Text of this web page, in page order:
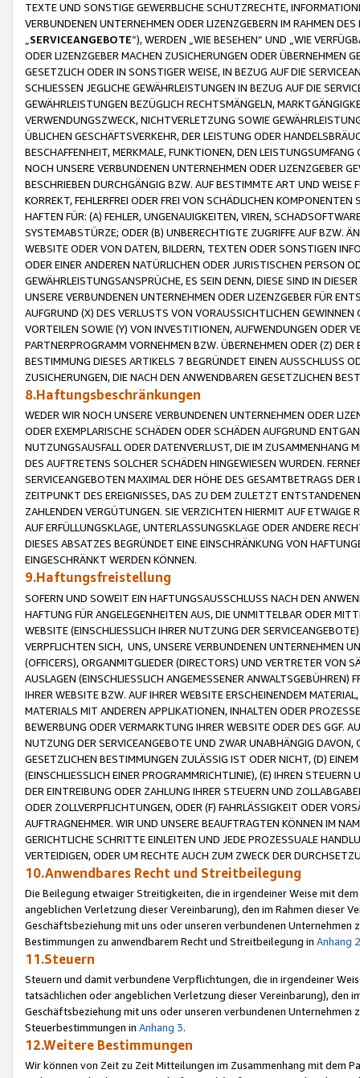
TEXTE UND SONSTIGE GEWERBLICHE SCHUTZRECHTE,
VERBUNDENEN UNTERNEHMEN ODER LIZENZGEBERN IM RAHMEN
SERVICEANGEBOTE“), WERDEN „WIE BESEHEN“ UND „WIE
ODER LIZENZGEBER MACHEN ZUSICHERUNGEN ODER ÜBERNEHMEN
GESETZLICH ODER IN SONSTIGER WEISE, IN BEZUG AUF DIE
SCHLIESSEN JEGLICHE GEWÄHRLEISTUNGEN IN BEZUG AUF DIE
GEWÄHRLEISTUNGEN BEZÜGLICH RECHTSMÄNGELN,
VERWENDUNGSZWECK, NICHTVERLETZUNG SOWIE
ÜBLICHEN GESCHÄFTSVERKEHR, DER LEISTUNG ODER
BESCHAFFENHEIT, MERKMALE, FUNKTIONEN, DEN
NOCH UNSERE VERBUNDENEN UNTERNEHMEN ODER LIZENZGEBER
BESCHRIEBEN DURCHGÄNGIG BZW. AUF BESTIMMTE ART UND
KORREKT, FEHLERFREI ODER FREI VON SCHÄDLICHEN
HAFTEN FÜR: (A) FEHLER, UNGENAUIGKEITEN, VIREN,
SYSTEMABSTÜRZE; ODER (B) UNBERECHTIGTE ZUGRIFFE AUF BZW.
WEBSITE ODER VON DATEN, BILDERN, TEXTEN ODER SONSTIGEN
ODER EINER ANDEREN NATÜRLICHEN ODER JURISTISCHEN PERSON
GEWÄHRLEISTUNGSANSPRÜCHE, ES SEIN DENN, DIESE SIND IN
UNSERE VERBUNDENEN UNTERNEHMEN ODER LIZENZGEBER FÜR
AUFGRUND (X) DES VERLUSTS VON VORAUSSICHTLICHEN
VORTEILEN SOWIE (Y) VON INVESTITIONEN, AUFWENDUNGEN ODER
PARTNERPROGRAMM VORNEHMEN BZW. ÜBERNEHMEN ODER (Z)
BESTIMMUNG DIESES ARTIKELS 7 BEGRÜNDET EINEN AUSSCHLUSS
ZUSICHERUNGEN, DIE NACH DEN ANWENDBAREN GESETZLICHEN
8.Haftungsbeschränkungen
WEDER WIR NOCH UNSERE VERBUNDENEN UNTERNEHMEN ODER
ODER EXEMPLARISCHE SCHÄDEN ODER SCHÄDEN AUFGRUND
NUTZUNGSAUSFALL ODER DATENVERLUST, DIE IM ZUSAMMENHANG
DES AUFTRETENS SOLCHER SCHÄDEN HINGEWIESEN WURDEN.
SERVICEANGEBOTEN MAXIMAL DER HÖHE DES GESAMTBETRAGS
ZEITPUNKT DES EREIGNISSES, DAS ZU DEM ZULETZT
ZAHLENDEN VERGÜTUNGEN. SIE VERZICHTEN HIERMIT AUF
AUF ERFÜLLUNGSKLAGE, UNTERLASSUNGSKLAGE ODER ANDERE
DIESES ABSATZES BEGRÜNDET EINE EINSCHRÄNKUNG VON
EINGESCHRÄNKT WERDEN KÖNNEN.
9.Haftungsfreistellung
SOFERN UND SOWEIT EIN HAFTUNGSAUSSCHLUSS NACH DEN
HAFTUNG FÜR ANGELEGENHEITEN AUS, DIE UNMITTELBAR ODER
WEBSITE (EINSCHLIESSLICH IHRER NUTZUNG DER
VERPFLICHTEN SICH, UNS, UNSERE VERBUNDENEN UNTERNEHMEN
(OFFICERS), ORGANMITGLIEDER (DIRECTORS) UND VERTRETER VON
AUSLAGEN (EINSCHLIESSLICH ANGEMESSENER
IHRER WEBSITE BZW. AUF IHRER WEBSITE ERSCHEINENDEM
MATERIALS MIT ANDEREN APPLIKATIONEN, INHALTEN ODER
BEWERBUNG ODER VERMARKTUNG IHRER WEBSITE ODER DES GGF.
NUTZUNG DER SERVICEANGEBOTE UND ZWAR UNABHÄNGIG
GESETZLICHEN BESTIMMUNGEN ZULÄSSIG IST ODER NICHT, (D)
(EINSCHLIESSLICH EINER PROGRAMMRICHTLINIE), (E) IHREN
DER EINTREIBUNG ODER ZAHLUNG IHRER STEUERN UND
ODER ZOLLVERPFLICHTUNGEN, ODER (F) FAHRLÄSSIGKEIT ODER
AUFTRAGNEHMER. WIR UND UNSERE BEAUFTRAGTEN KÖNNEN IM
GERICHTLICHE SCHRITTE EINLEITEN UND JEDE PROZESSUALE
VERTEIDIGEN, ODER UM RECHTE AUCH ZUM ZWECK DER
10.Anwendbares Recht und Streitbeilegung
Die Beilegung etwaiger Streitigkeiten, die in irgendeiner Weise mit
angeblichen Verletzung dieser Vereinbarung), den im Rahmen dieser
Geschäftsbeziehung mit uns oder unseren verbundenen
Bestimmungen zu anwendbarem Recht und Streitbeilegung in Anhang 2
11.Steuern
Steuern und damit verbundene Verpflichtungen, die in irgendeiner
tatsächlichen oder angeblichen Verletzung dieser Vereinbarung), den
Geschäftsbeziehung mit uns oder unseren verbundenen
Steuerbestimmungen in Anhang 3.
12.Weitere Bestimmungen
Wir können von Zeit zu Zeit Mitteilungen im Zusammenhang mit dem